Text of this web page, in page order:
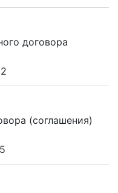
договора
(соглашения)